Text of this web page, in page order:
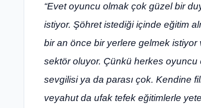
“Evet oyuncu olmak çok güzel bir
istiyor. Şöhret istediği içinde eğitim
bir an önce bir yerlere gelmek
sektör oluyor. Çünkü herkes
sevgilisi ya da parası çok. Kendine
veyahut da ufak tefek eğitimlerle